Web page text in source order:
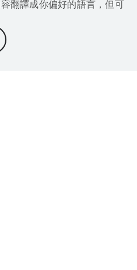
翻譯成你偏好的語言，但可